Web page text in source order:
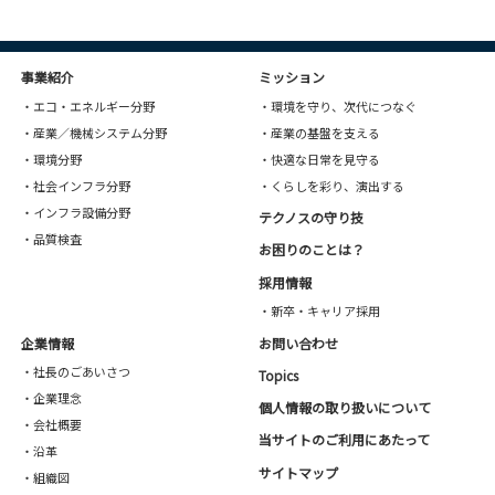
企業情報
・社長のごあいさつ
・企業理念
・会社概要
・沿革
・組織図
事業紹介
・エコ・エネルギー分野
・産業／機械システム分野
・環境分野
・社会インフラ分野
・インフラ設備分野
・品質検査
ミッション
・環境を守り、次代につなぐ
・産業の基盤を支える
・快適な日常を見守る
・くらしを彩り、演出する
テクノスの守り技
お困りのことは？
採用情報
・新卒・キャリア採用
お問い合わせ
Topics
個人情報の取り扱いについて
当サイトのご利用にあたって
サイトマップ